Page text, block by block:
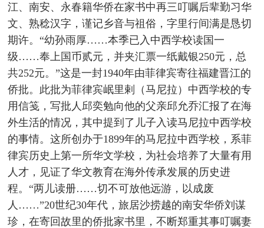
江、南安、永春籍华侨在家书中再三叮嘱后辈勤习华
文、熟稔汉字，谨记乡音与祖俗，字里行间满是恳切
期许。“幼孙雨厚……本季已入中西学校读国一
级……奉上国币贰元，并夹汇票一纸戴银250元，总
共252元。”这是一封1940年由菲律宾寄往福建晋江的
侨批。此批为菲律宾岷里剌（马尼拉）中西学校的专
用信笺，写批人邱奕勉向他的父亲邱允乔汇报了在海
外生活的情况，其中提到了儿子入读马尼拉中西学校
的事情。这所创办于1899年的马尼拉中西学校，系菲
律宾历史上第一所华文学校，为社会培养了大量有用
人才，见证了华文教育在海外传承发展的历史进
程。“两儿读册……切不可放他远游，以成废
人……”20世纪30年代，旅居沙捞越的南安华侨刘谋
珍，在寄回故里的侨批家书里，不断郑重其事叮嘱妻